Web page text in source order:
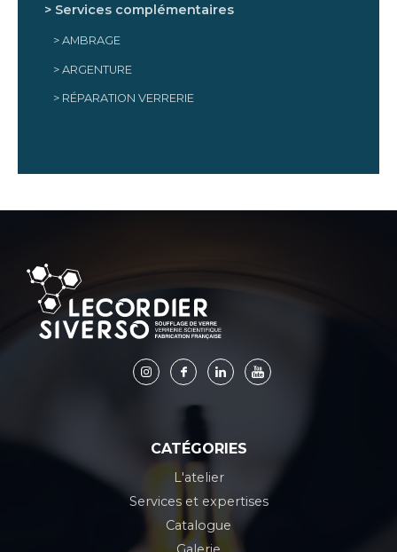
Services complémentaires
AMBRAGE
ARGENTURE
RÉPARATION VERRERIE
CATÉGORIES
L'atelier
Services et expertises
Catalogue